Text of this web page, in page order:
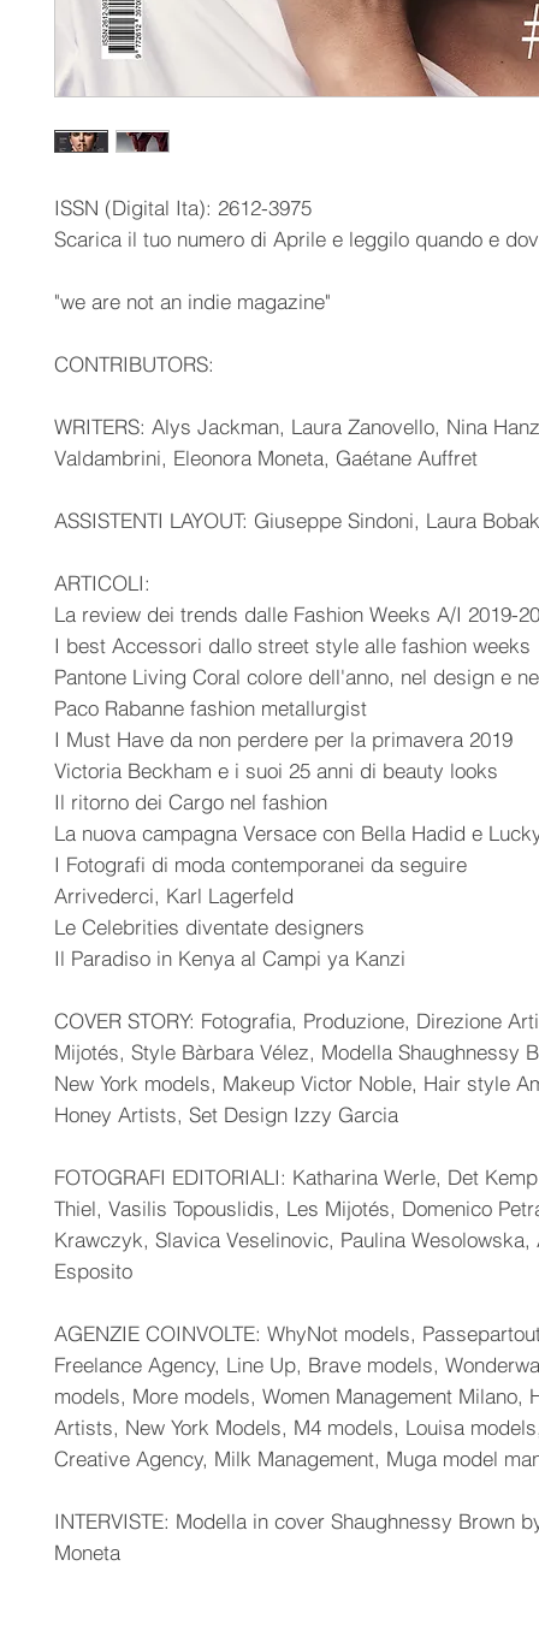
ISSN (Digital Ita): 2612-3975
Scarica il tuo numero di Aprile e leggilo quando e
"we are not an indie magazine"
CONTRIBUTORS:
WRITERS: Alys Jackman, Laura Zanovello, Nina
Valdambrini, Eleonora Moneta, Gaétane Auffret
ASSISTENTI LAYOUT: Giuseppe Sindoni, Laura Bobak
ARTICOLI:
La review dei trends dalle Fashion Weeks A/I 2019-20
I best Accessori dallo street style alle fashion weeks
Pantone Living Coral colore dell'anno, nel design e
Paco Rabanne fashion metallurgist
I Must Have da non perdere per la primavera 2019
Victoria Beckham e i suoi 25 anni di beauty looks
Il ritorno dei Cargo nel fashion
La nuova campagna Versace con Bella Hadid e
I Fotografi di moda contemporanei da seguire
Arrivederci, Karl Lagerfeld
Le Celebrities diventate designers
Il Paradiso in Kenya al Campi ya Kanzi
COVER STORY: Fotografia, Produzione, Direzione
Mijotés, Style Bàrbara Vélez, Modella Shaughnessy
New York models, Makeup Victor Noble, Hair style
Honey Artists, Set Design Izzy Garcia
FOTOGRAFI EDITORIALI: Katharina Werle, Det
Thiel, Vasilis Topouslidis, Les Mijotés, Domenico
Krawczyk, Slavica Veselinovic, Paulina Wesolowska,
Esposito
AGENZIE COINVOLTE: WhyNot models,
Freelance Agency, Line Up, Brave models,
models, More models, Women Management Milano,
Artists, New York Models, M4 models, Louisa
Creative Agency, Milk Management, Muga model
INTERVISTE: Modella in cover Shaughnessy Brown
Moneta